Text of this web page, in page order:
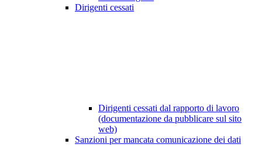
Dirigenti cessati
Dirigenti cessati dal rapporto di lavoro
(documentazione da pubblicare sul sito
web)
Sanzioni per mancata comunicazione dei dati